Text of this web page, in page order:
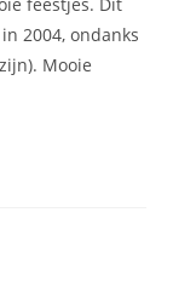
feestjes. Dit
2004, ondanks
Mooie